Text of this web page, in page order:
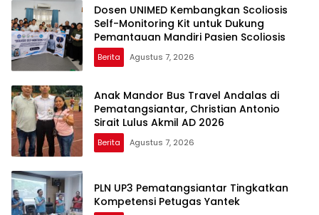
Dosen UNIMED Kembangkan Scoliosis
Self-Monitoring Kit untuk Dukung
Pemantauan Mandiri Pasien Scoliosis
Berita Agustus 7, 2026
Anak Mandor Bus Travel Andalas di
Pematangsiantar, Christian Antonio
Sirait Lulus Akmil AD 2026
Berita Agustus 7, 2026
PLN UP3 Pematangsiantar Tingkatkan
Kompetensi Petugas Yantek